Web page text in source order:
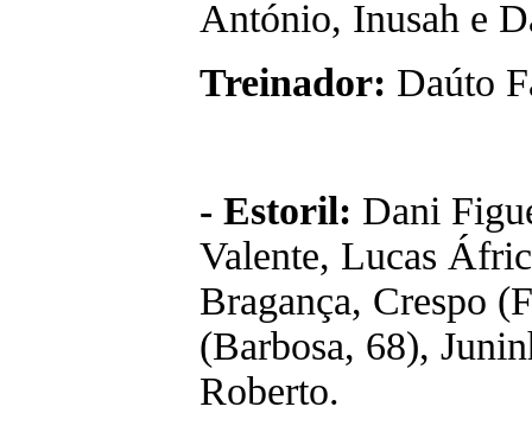
António, Inusah e
Treinador: Daúto
- Estoril: Dani
Valente, Lucas
Bragança, Crespo
(Barbosa, 68),
Roberto.